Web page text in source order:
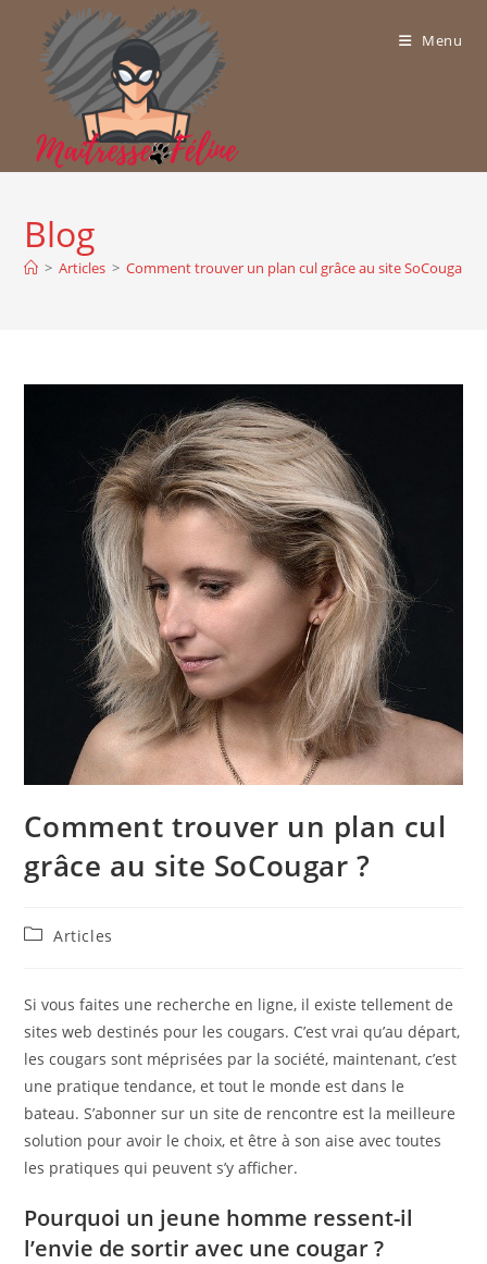
content
Menu
Blog
> Articles > Comment trouver un plan cul grâce au site SoCougar ?
Comment trouver un plan cul
grâce au site SoCougar ?
PostArticles
Si vous faites une recherche en ligne, il existe tellement de
sites web destinés pour les cougars. C’est vrai qu’au départ,
les cougars sont méprisées par la société, maintenant, c’est
une pratique tendance, et tout le monde est dans le
bateau. S’abonner sur un site de rencontre est la meilleure
solution pour avoir le choix, et être à son aise avec toutes
les pratiques qui peuvent s’y afficher.
Pourquoi un jeune homme ressent-il
l’envie de sortir avec une cougar ?